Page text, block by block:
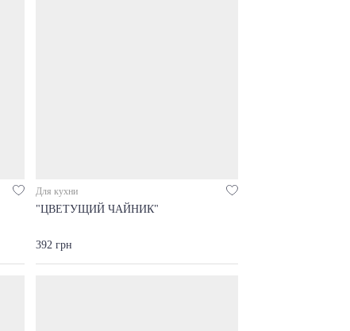
Для кухни
"ЦВЕТУЩИЙ ЧАЙНИК"
392 грн